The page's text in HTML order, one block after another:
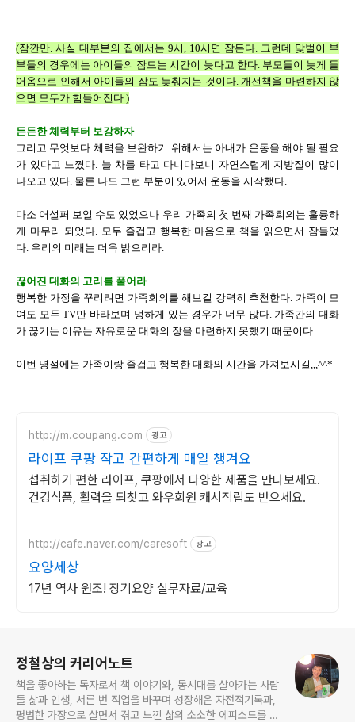
(잠깐만. 사실 대부분의 집에서는 9시, 10시면 잠든다. 그런데 맞벌이 부
부들의 경우에는 아이들의 잠드는 시간이 늦다고 한다. 부모들이 늦게 들
어옴으로 인해서 아이들의 잠도 늦춰지는 것이다. 개선책을 마련하지 않
으면 모두가 힘들어진다.)
든든한 체력부터 보강하자
그리고 무엇보다 체력을 보완하기 위해서는 아내가 운동을 해야 될 필요
가 있다고 느꼈다. 늘 차를 타고 다니다보니 자연스럽게 지방질이 많이
나오고 있다. 물론 나도 그런 부분이 있어서 운동을 시작했다.
다소 어설퍼 보일 수도 있었으나 우리 가족의 첫 번째 가족회의는 훌륭하
게 마무리 되었다. 모두 즐겁고 행복한 마음으로 책을 읽으면서 잠들었
다. 우리의 미래는 더욱 밝으리라.
끊어진 대화의 고리를 풀어라
행복한 가정을 꾸리려면 가족회의를 해보길 강력히 추천한다. 가족이 모
여도 모두 TV만 바라보며 멍하게 있는 경우가 너무 많다. 가족간의 대화
가 끊기는 이유는 자유로운 대화의 장을 마련하지 못했기 때문이다.
이번 명절에는 가족이랑 즐겁고 행복한 대화의 시간을 가져보시길,,,^^*
http://m.coupang.com 광고
라이프 쿠팡 작고 간편하게 매일 챙겨요
섭취하기 편한 라이프, 쿠팡에서 다양한 제품을 만나보세요.
건강식품, 활력을 되찾고 와우회원 캐시적립도 받으세요.
http://cafe.naver.com/caresoft 광고
요양세상
17년 역사 원조! 장기요양 실무자료/교육
정철상의 커리어노트
책을 좋아하는 독자로서 책 이야기와, 동시대를 살아가는 사람
들 삶과 인생, 서른 번 직업을 바꾸며 성장해온 자전적기록과,
평범한 가장으로 살면서 겪고 느낀 삶의 소소한 에피소드를 전